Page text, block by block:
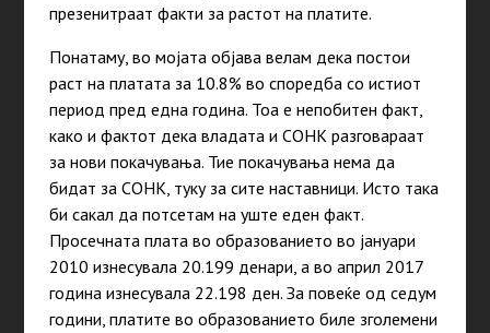
презенитраат факти за растот на платите.
Понатаму, во мојата објава велам дека постои
раст на платата за 10.8% во споредба со истиот
период пред една година. Тоа е непобитен факт,
како и фактот дека владата и СОНК разговараат
за нови покачувања. Тие покачувања нема да
бидат за СОНК, туку за сите наставници. Исто така
би сакал да потсетам на уште еден факт.
Просечната плата во образованието во јануари
2010 изнесувала 20.199 денари, а во април 2017
година изнесувала 22.198 ден. За повеќе од седум
години, платите во образованието биле зголемени